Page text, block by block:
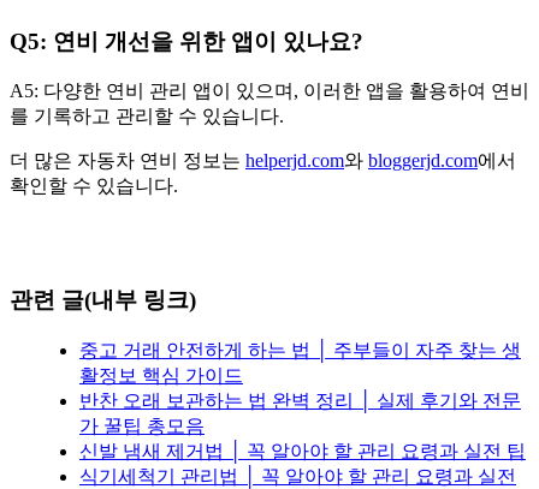
Q5: 연비 개선을 위한 앱이 있나요?
A5: 다양한 연비 관리 앱이 있으며, 이러한 앱을 활용하여 연비
를 기록하고 관리할 수 있습니다.
더 많은 자동차 연비 정보는 helperjd.com와 bloggerjd.com에서
확인할 수 있습니다.
관련 글(내부 링크)
중고 거래 안전하게 하는 법 │ 주부들이 자주 찾는 생
활정보 핵심 가이드
반찬 오래 보관하는 법 완벽 정리 │ 실제 후기와 전문
가 꿀팁 총모음
신발 냄새 제거법 │ 꼭 알아야 할 관리 요령과 실전 팁
식기세척기 관리법 │ 꼭 알아야 할 관리 요령과 실전